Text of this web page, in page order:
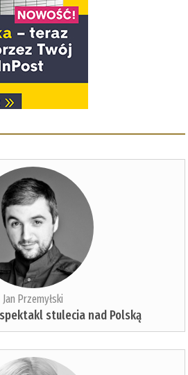
Jan Przemyłski
stulecia nad Polską